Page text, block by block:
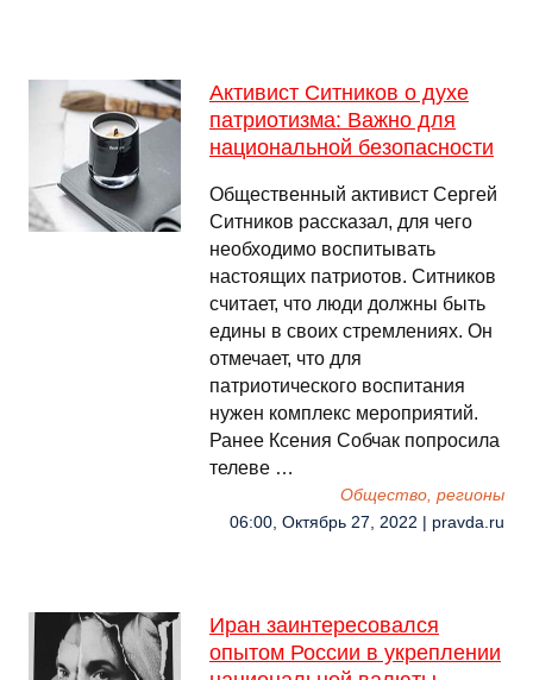
Активист Ситников о духе
патриотизма: Важно для
национальной безопасности
Общественный активист Сергей
Ситников рассказал, для чего
необходимо воспитывать
настоящих патриотов. Ситников
считает, что люди должны быть
едины в своих стремлениях. Он
отмечает, что для
патриотического воспитания
нужен комплекс мероприятий.
Ранее Ксения Собчак попросила
телеве …
Общество, регионы
06:00, Октябрь 27, 2022 | pravda.ru
Иран заинтересовался
опытом России в укреплении